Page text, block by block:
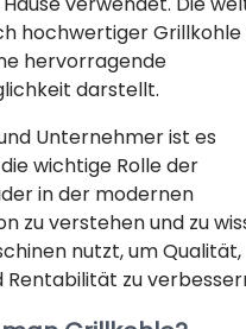
hochwertiger
hervorragende
darstellt.
Unternehmer ist es
wichtige Rolle der
in der modernen
zu verstehen und zu
nutzt, um Qualität,
Rentabilität zu